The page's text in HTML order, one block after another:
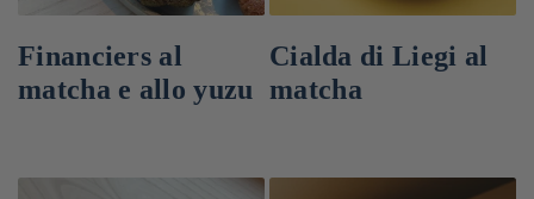
Financiers al
matcha e allo yuzu
Cialda di Liegi al
matcha